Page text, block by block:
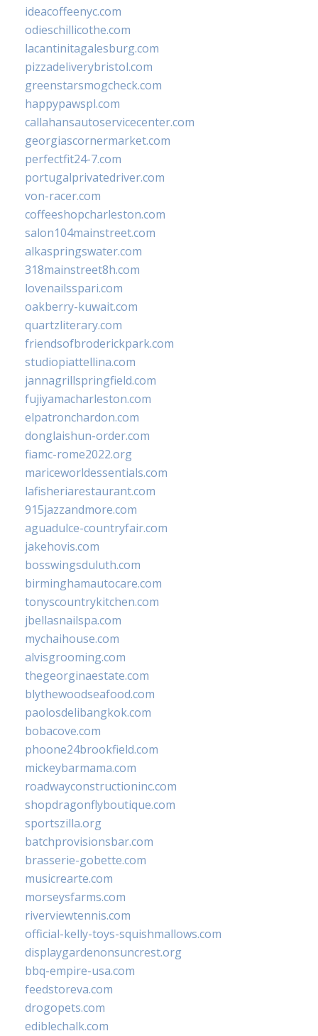
ideacoffeenyc.com
odieschillicothe.com
lacantinitagalesburg.com
pizzadeliverybristol.com
greenstarsmogcheck.com
happypawspl.com
callahansautoservicecenter.com
georgiascornermarket.com
perfectfit24-7.com
portugalprivatedriver.com
von-racer.com
coffeeshopcharleston.com
salon104mainstreet.com
alkaspringswater.com
318mainstreet8h.com
lovenailsspari.com
oakberry-kuwait.com
quartzliterary.com
friendsofbroderickpark.com
studiopiattellina.com
jannagrillspringfield.com
fujiyamacharleston.com
elpatronchardon.com
donglaishun-order.com
fiamc-rome2022.org
mariceworldessentials.com
lafisheriarestaurant.com
915jazzandmore.com
aguadulce-countryfair.com
jakehovis.com
bosswingsduluth.com
birminghamautocare.com
tonyscountrykitchen.com
jbellasnailspa.com
mychaihouse.com
alvisgrooming.com
thegeorginaestate.com
blythewoodseafood.com
paolosdelibangkok.com
bobacove.com
phoone24brookfield.com
mickeybarmama.com
roadwayconstructioninc.com
shopdragonflyboutique.com
sportszilla.org
batchprovisionsbar.com
brasserie-gobette.com
musicrearte.com
morseysfarms.com
riverviewtennis.com
official-kelly-toys-squishmallows.com
displaygardenonsuncrest.org
bbq-empire-usa.com
feedstoreva.com
drogopets.com
ediblechalk.com